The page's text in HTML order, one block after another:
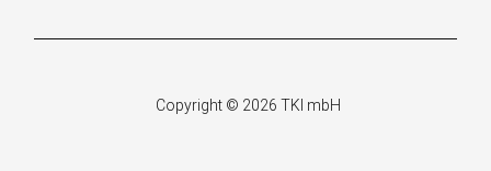
Copyright © 2026 TKI mbH